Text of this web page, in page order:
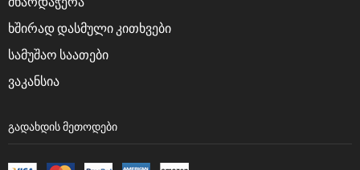
ხშირად დასმული კითხვები
სამუშაო საათები
ვაკანსია
ᲒᲐᲓᲐᲮᲓᲘᲡ ᲛᲔᲗᲝᲓᲔᲑᲘ